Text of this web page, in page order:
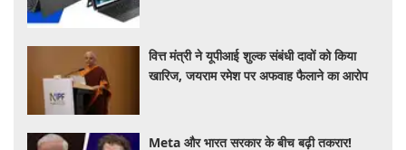
वित्त मंत्री ने यूपीआई शुल्क संबंधी दावों को किया
खारिज, जयराम रमेश पर अफवाह फैलाने का आरोप
Meta और भारत सरकार के बीच बढ़ी तकरार!